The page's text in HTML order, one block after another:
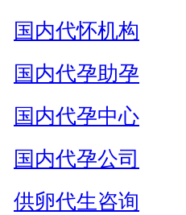
国内代怀机构
国内代孕助孕
国内代孕中心
国内代孕公司
供卵代生咨询